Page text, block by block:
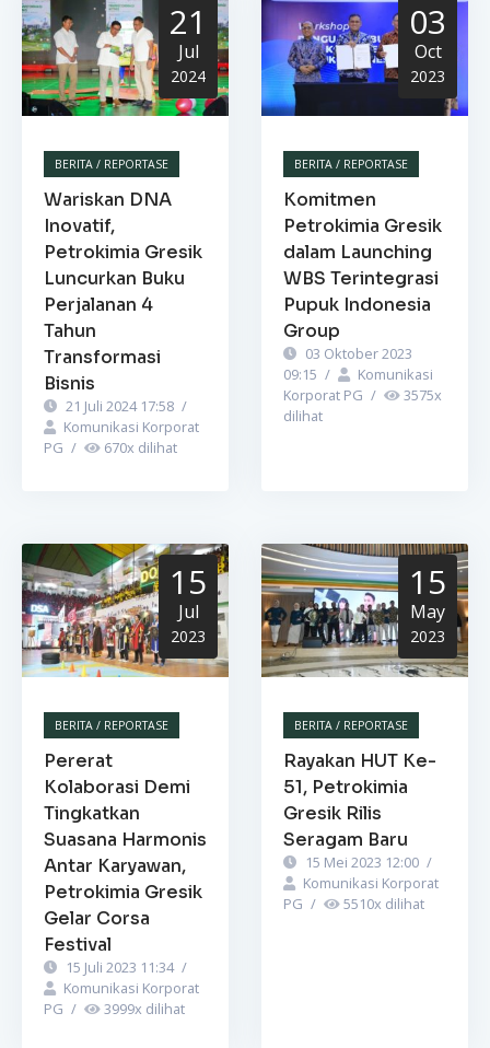
21
Jul
2024
BERITA / REPORTASE
Wariskan DNA
Inovatif,
Petrokimia Gresik
Luncurkan Buku
Perjalanan 4
Tahun
Transformasi
Bisnis
21 Juli 2024 17:58 /
Komunikasi Korporat
PG / 670x dilihat
03
Oct
2023
BERITA / REPORTASE
Komitmen
Petrokimia Gresik
dalam Launching
WBS Terintegrasi
Pupuk Indonesia
Group
03 Oktober 2023
09:15 /
Komunikasi
Korporat PG / 3575x
dilihat
15
Jul
2023
BERITA / REPORTASE
Pererat
Kolaborasi Demi
Tingkatkan
Suasana Harmonis
Antar Karyawan,
Petrokimia Gresik
Gelar Corsa
Festival
15 Juli 2023 11:34 /
Komunikasi Korporat
PG / 3999x dilihat
15
May
2023
BERITA / REPORTASE
Rayakan HUT Ke-
51, Petrokimia
Gresik Rilis
Seragam Baru
15 Mei 2023 12:00 /
Komunikasi Korporat
PG / 5510x dilihat